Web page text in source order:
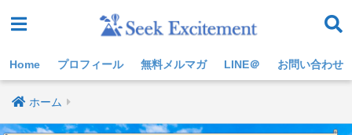
Home プロフィール 無料メルマガ LINE＠ お問い合わせ
ホーム